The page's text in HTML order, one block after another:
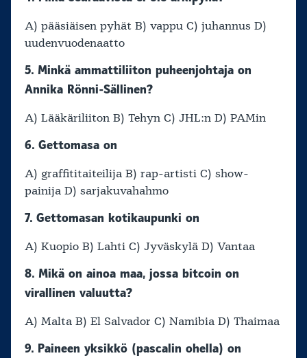
A) pääsiäisen pyhät B) vappu C) juhannus D)
uudenvuodenaatto
5. Minkä ammattiliiton puheenjohtaja on
Annika Rönni-Sällinen?
A) Lääkäriliiton B) Tehyn C) JHL:n D) PAMin
6. Gettomasa on
A) graffititaiteilija B) rap-artisti C) show-
painija D) sarjakuvahahmo
7. Gettomasan kotikaupunki on
A) Kuopio B) Lahti C) Jyväskylä D) Vantaa
8. Mikä on ainoa maa, jossa bitcoin on
virallinen valuutta?
A) Malta B) El Salvador C) Namibia D) Thaimaa
9. Paineen yksikkö (pascalin ohella) on